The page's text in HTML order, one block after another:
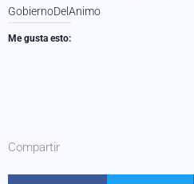
GobiernoDelAnimo
Me gusta esto:
Compartir